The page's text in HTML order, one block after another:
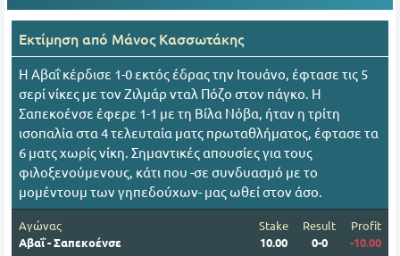
Εκτίμηση από Mάνος Κασσωτάκης
Η Αβαΐ κέρδισε 1-0 εκτός έδρας την Ιτουάνο, έφτασε τις 5
σερί νίκες με τον Ζιλμάρ νταλ Πόζο στον πάγκο. Η
Σαπεκοένσε έφερε 1-1 με τη Βίλα Νόβα, ήταν η τρίτη
ισοπαλία στα 4 τελευταία ματς πρωταθλήματος, έφτασε τα
6 ματς χωρίς νίκη. Σημαντικές απουσίες για τους
φιλοξενούμενους, κάτι που -σε συνδυασμό με το
μομέντουμ των γηπεδούχων- μας ωθεί στον άσο.
Αγώνας
Αβαΐ - Σαπεκοένσε
Stake
10.00
Result
0-0
Profit
-10.00